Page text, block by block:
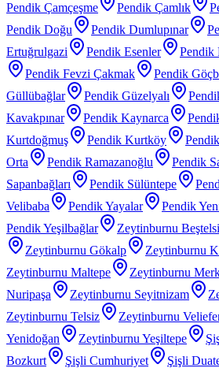
Pendik Çamçeşme
Pendik Çamlık
Pendik Doğu
Pendik Dumlupınar
Ertuğrulgazi
Pendik Esenler Pendik
Pendik Fevzi Çakmak
Pendik
Güllübağlar
Pendik Güzelyalı
Kavakpınar
Pendik Kaynarca
Kurtdoğmuş
Pendik Kurtköy
Orta
Pendik Ramazanoğlu Pendik
Sapanbağları
Pendik Sülüntepe
Velibaba
Pendik Yayalar Pendik
Pendik Yeşilbağlar
Zeytinburnu
Zeytinburnu Gökalp
Zeytinburnu
Zeytinburnu Maltepe
Zeytinburnu
Nuripaşa
Zeytinburnu Seyitnizam
Zeytinburnu Telsiz
Zeytinburnu
Yenidoğan
Zeytinburnu Yeşiltepe
Bozkurt
Şişli Cumhuriyet Şişli